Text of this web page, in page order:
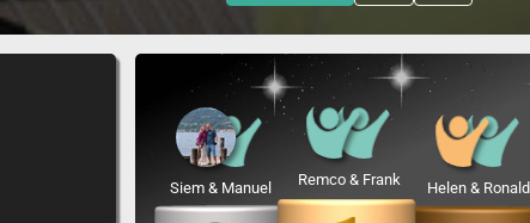
Remco & Frank
Siem & Manuel Helen & Ronald